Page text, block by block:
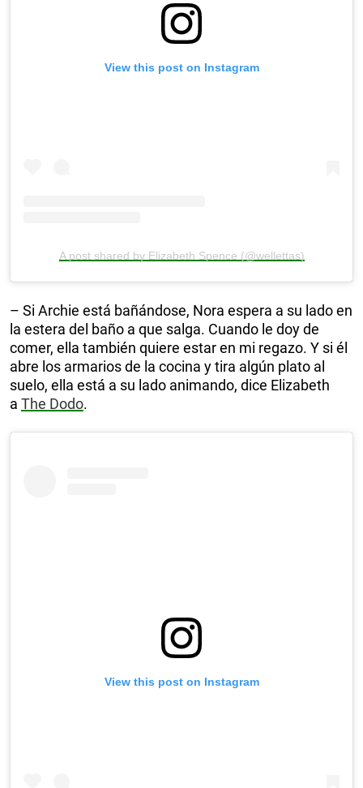
View this post on Instagram
A post shared by Elizabeth Spence (@wellettas)
– Si Archie está bañándose, Nora espera a su lado en
la estera del baño a que salga. Cuando le doy de
comer, ella también quiere estar en mi regazo. Y si él
abre los armarios de la cocina y tira algún plato al
suelo, ella está a su lado animando, dice Elizabeth
a The Dodo.
View this post on Instagram